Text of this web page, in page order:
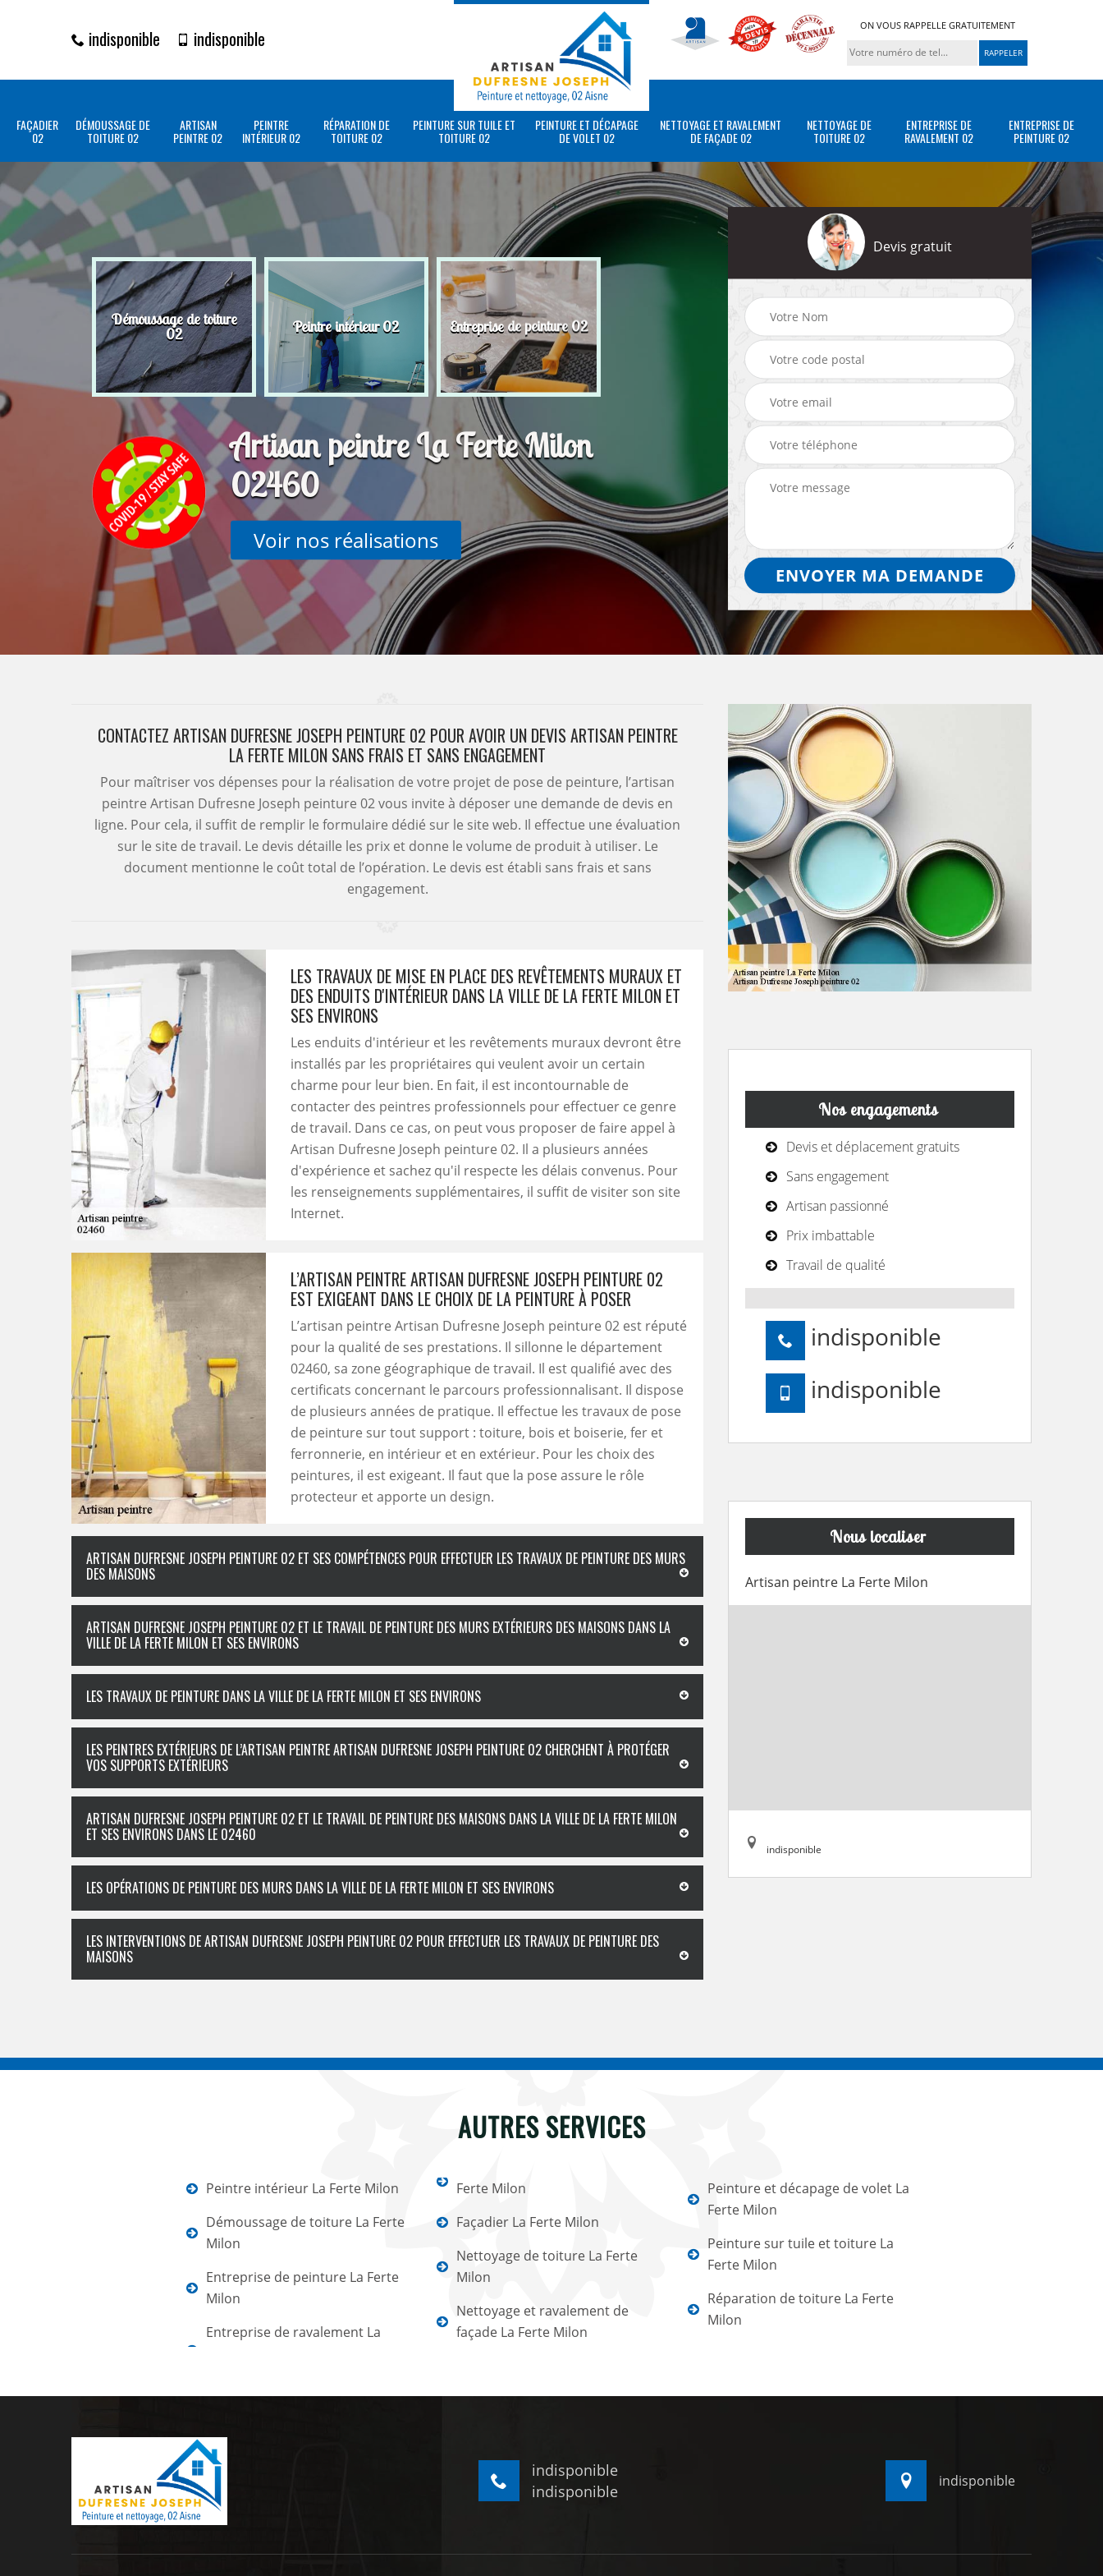
indisponible indisponible
ON VOUS RAPPELLE GRATUITEMENT
FAÇADIER
02
DÉMOUSSAGE DE
TOITURE 02
ARTISAN
PEINTRE 02
PEINTRE
INTÉRIEUR 02
RÉPARATION DE
TOITURE 02
PEINTURE SUR TUILE ET
TOITURE 02
PEINTURE ET DÉCAPAGE
DE VOLET 02
NETTOYAGE ET RAVALEMENT
DE FAÇADE 02
NETTOYAGE DE
TOITURE 02
ENTREPRISE DE
RAVALEMENT 02
ENTREPRISE DE
PEINTURE 02
Démoussage de toiture
02 Peintre intérieur 02 Entreprise de peinture 02
Artisan peintre La Ferte Milon
02460
Voir nos réalisations
Devis gratuit
CONTACTEZ ARTISAN DUFRESNE JOSEPH PEINTURE 02 POUR AVOIR UN DEVIS ARTISAN PEINTRE
LA FERTE MILON SANS FRAIS ET SANS ENGAGEMENT
Pour maîtriser vos dépenses pour la réalisation de votre projet de pose de peinture, l’artisan
peintre Artisan Dufresne Joseph peinture 02 vous invite à déposer une demande de devis en
ligne. Pour cela, il suffit de remplir le formulaire dédié sur le site web. Il effectue une évaluation
sur le site de travail. Le devis détaille les prix et donne le volume de produit à utiliser. Le
document mentionne le coût total de l’opération. Le devis est établi sans frais et sans
engagement.
LES TRAVAUX DE MISE EN PLACE DES REVÊTEMENTS MURAUX ET
DES ENDUITS D'INTÉRIEUR DANS LA VILLE DE LA FERTE MILON ET
SES ENVIRONS
Les enduits d'intérieur et les revêtements muraux devront être
installés par les propriétaires qui veulent avoir un certain
charme pour leur bien. En fait, il est incontournable de
contacter des peintres professionnels pour effectuer ce genre
de travail. Dans ce cas, on peut vous proposer de faire appel à
Artisan Dufresne Joseph peinture 02. Il a plusieurs années
d'expérience et sachez qu'il respecte les délais convenus. Pour
les renseignements supplémentaires, il suffit de visiter son site
Internet.
L’ARTISAN PEINTRE ARTISAN DUFRESNE JOSEPH PEINTURE 02
EST EXIGEANT DANS LE CHOIX DE LA PEINTURE À POSER
L’artisan peintre Artisan Dufresne Joseph peinture 02 est réputé
pour la qualité de ses prestations. Il sillonne le département
02460, sa zone géographique de travail. Il est qualifié avec des
certificats concernant le parcours professionnalisant. Il dispose
de plusieurs années de pratique. Il effectue les travaux de pose
de peinture sur tout support : toiture, bois et boiserie, fer et
ferronnerie, en intérieur et en extérieur. Pour les choix des
peintures, il est exigeant. Il faut que la pose assure le rôle
protecteur et apporte un design.
ARTISAN DUFRESNE JOSEPH PEINTURE 02 ET SES COMPÉTENCES POUR EFFECTUER LES TRAVAUX DE PEINTURE DES MURS
DES MAISONS
ARTISAN DUFRESNE JOSEPH PEINTURE 02 ET LE TRAVAIL DE PEINTURE DES MURS EXTÉRIEURS DES MAISONS DANS LA
VILLE DE LA FERTE MILON ET SES ENVIRONS
LES TRAVAUX DE PEINTURE DANS LA VILLE DE LA FERTE MILON ET SES ENVIRONS
LES PEINTRES EXTÉRIEURS DE L’ARTISAN PEINTRE ARTISAN DUFRESNE JOSEPH PEINTURE 02 CHERCHENT À PROTÉGER
VOS SUPPORTS EXTÉRIEURS
ARTISAN DUFRESNE JOSEPH PEINTURE 02 ET LE TRAVAIL DE PEINTURE DES MAISONS DANS LA VILLE DE LA FERTE MILON
ET SES ENVIRONS DANS LE 02460
LES OPÉRATIONS DE PEINTURE DES MURS DANS LA VILLE DE LA FERTE MILON ET SES ENVIRONS
LES INTERVENTIONS DE ARTISAN DUFRESNE JOSEPH PEINTURE 02 POUR EFFECTUER LES TRAVAUX DE PEINTURE DES
MAISONS
Nos engagements
Devis et déplacement gratuits
Sans engagement
Artisan passionné
Prix imbattable
Travail de qualité
indisponible
indisponible
Nous localiser
Artisan peintre La Ferte Milon
indisponible
AUTRES SERVICES
Peintre intérieur La Ferte Milon
Démoussage de toiture La Ferte
Milon
Entreprise de peinture La Ferte
Milon
Entreprise de ravalement La
Ferte Milon
Façadier La Ferte Milon
Nettoyage de toiture La Ferte
Milon
Nettoyage et ravalement de
façade La Ferte Milon
Peinture et décapage de volet La
Ferte Milon
Peinture sur tuile et toiture La
Ferte Milon
Réparation de toiture La Ferte
Milon
indisponible
indisponible
indisponible